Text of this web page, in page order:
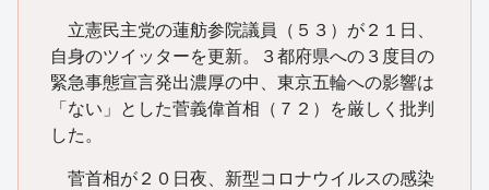
立憲民主党の蓮舫参院議員（５３）が２１日、
自身のツイッターを更新。３都府県への３度目の
緊急事態宣言発出濃厚の中、東京五輪への影響は
「ない」とした菅義偉首相（７２）を厳しく批判
した。
菅首相が２０日夜、新型コロナウイルスの感染